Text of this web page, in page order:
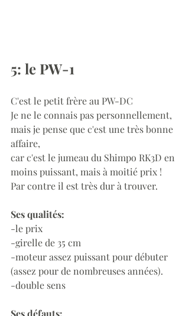
5: le PW-1
C'est le petit frère au PW-DC
Je ne le connais pas personnellement,
mais je pense que c'est une très bonne
affaire,
car c'est le jumeau du Shimpo RK3D en
moins puissant, mais à moitié prix !
Par contre il est très dur à trouver.
Ses qualités:
-le prix
-girelle de 35 cm
-moteur assez puissant pour débuter
(assez pour de nombreuses années).
-double sens
Ses défauts: